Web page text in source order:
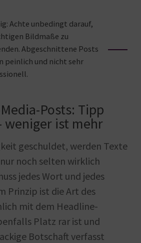
Achte unbedingt darauf,
Bildmaße zu
Abgeschnittene Posts
peinlich und nicht sehr
Posts: Tipp
weniger ist mehr
geschuldet, werden Texte
noch selten wirklich
jedes Wort und jedes
Prinzip ist die Art des
mit dem Headline-
Platz rar ist und
Botschaft verfasst